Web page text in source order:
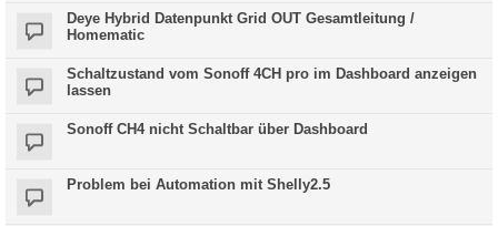
Deye Hybrid Datenpunkt Grid OUT Gesamtleitung /
Homematic
Schaltzustand vom Sonoff 4CH pro im Dashboard anzeigen
lassen
Sonoff CH4 nicht Schaltbar über Dashboard
Problem bei Automation mit Shelly2.5